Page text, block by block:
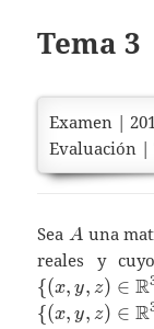
Tema 3
Examen |
Evaluación |
Sea A
A una
reales y
{(x, y, z) ∈ R
{(x, y, z) ∈ R